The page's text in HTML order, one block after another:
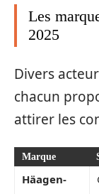
Les
2025
Divers
chacun
attirer les
Marque
Häagen-